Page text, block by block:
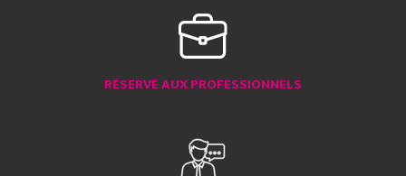
RÉSERVÉ AUX PROFESSIONNELS